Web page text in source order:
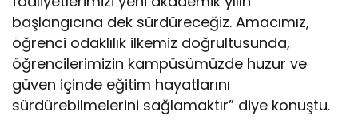
başlangıcına dek sürdüreceğiz. Amacımız,
öğrenci odaklılık ilkemiz doğrultusunda,
öğrencilerimizin kampüsümüzde huzur ve
güven içinde eğitim hayatlarını
sürdürebilmelerini sağlamaktır” diye konuştu.